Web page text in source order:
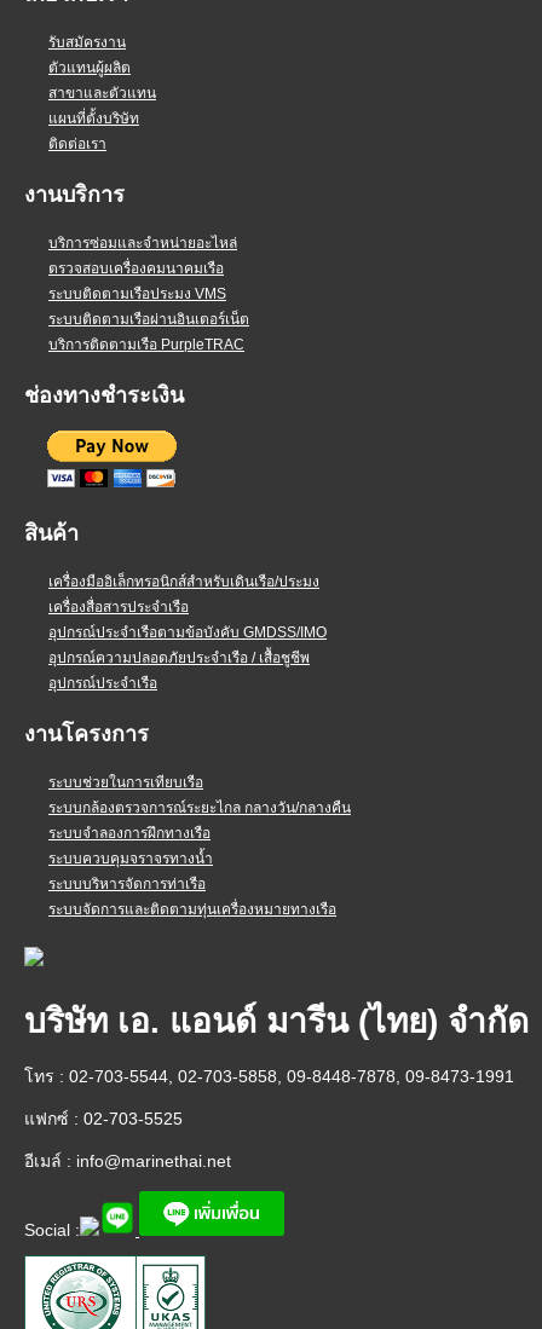
รับสมัครงาน
ตัวแทนผู้ผลิต
สาขาและตัวแทน
แผนที่ตั้งบริษัท
ติดต่อเรา
งานบริการ
บริการซ่อมและจำหน่ายอะไหล่
ตรวจสอบเครื่องคมนาคมเรือ
ระบบติดตามเรือประมง VMS
ระบบติดตามเรือผ่านอินเตอร์เน็ต
บริการติดตามเรือ PurpleTRAC
ช่องทางชำระเงิน
สินค้า
เครื่องมืออิเล็กทรอนิกส์สำหรับเดินเรือ/ประมง
เครื่องสื่อสารประจำเรือ
อุปกรณ์ประจำเรือตามข้อบังคับ GMDSS/IMO
อุปกรณ์ความปลอดภัยประจำเรือ / เสื้อชูชีพ
อุปกรณ์ประจำเรือ
งานโครงการ
ระบบช่วยในการเทียบเรือ
ระบบกล้องตรวจการณ์ระยะไกล กลางวัน/กลางคืน
ระบบจำลองการฝึกทางเรือ
ระบบควบคุมจราจรทางน้ำ
ระบบบริหารจัดการท่าเรือ
ระบบจัดการและติดตามทุ่นเครื่องหมายทางเรือ
บริษัท เอ. แอนด์ มารีน (ไทย) จำกัด
โทร : 02-703-5544, 02-703-5858, 09-8448-7878, 09-8473-1991
แฟกซ์ : 02-703-5525
อีเมล์ : info@marinethai.net
Social :